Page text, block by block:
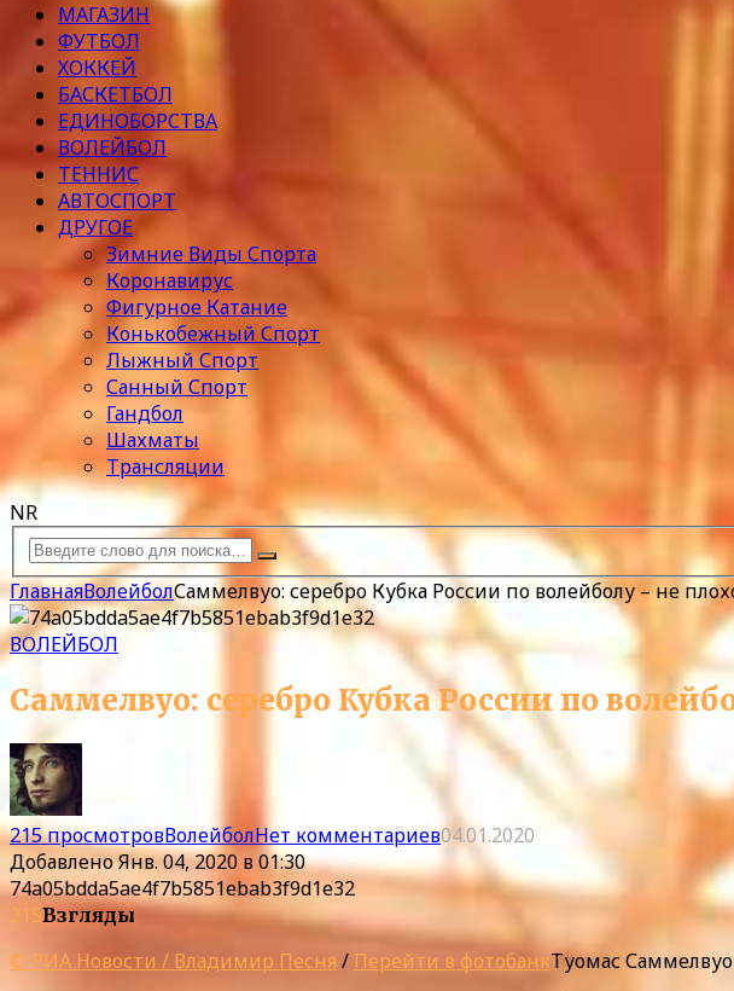
МАГАЗИН
ФУТБОЛ
ХОККЕЙ
БАСКЕТБОЛ
ЕДИНОБОРСТВА
ВОЛЕЙБОЛ
ТЕННИС
АВТОСПОРТ
ДРУГОЕ
Зимние Виды Спорта
Коронавирус
Фигурное Катание
Конькобежный Спорт
Лыжный Спорт
Санный Спорт
Гандбол
Шахматы
Трансляции
NR
ГлавнаяВолейболСаммелвуо: серебро Кубка России по волейболу – не
ВОЛЕЙБОЛ
Саммелвуо: серебро Кубка России по
215 просмотровВолейболНет комментариев04.01.2020
ДобавленоЯнв. 04, 2020 в 01:30
74a05bdda5ae4f7b5851ebab3f9d1e32
215Взгляды
© РИА Новости / Владимир Песня / Перейти в фотобанкТуомас Саммелвуо